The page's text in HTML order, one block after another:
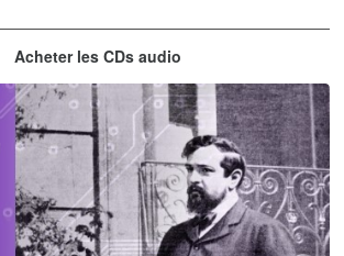
Les embrasseurs d'arbres
Acheter les CDs audio